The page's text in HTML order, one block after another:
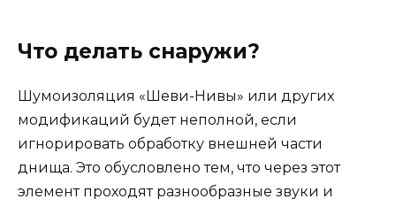
Что делать снаружи?
Шумоизоляция «Шеви-Нивы» или других
модификаций будет неполной, если
игнорировать обработку внешней части
днища. Это обусловлено тем, что через этот
элемент проходят разнообразные звуки и